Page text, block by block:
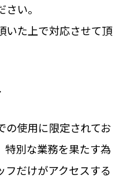
い。
いた上で対応させて頂
の使用に限定されてお
特別な業務を果たす為
フだけがアクセスする